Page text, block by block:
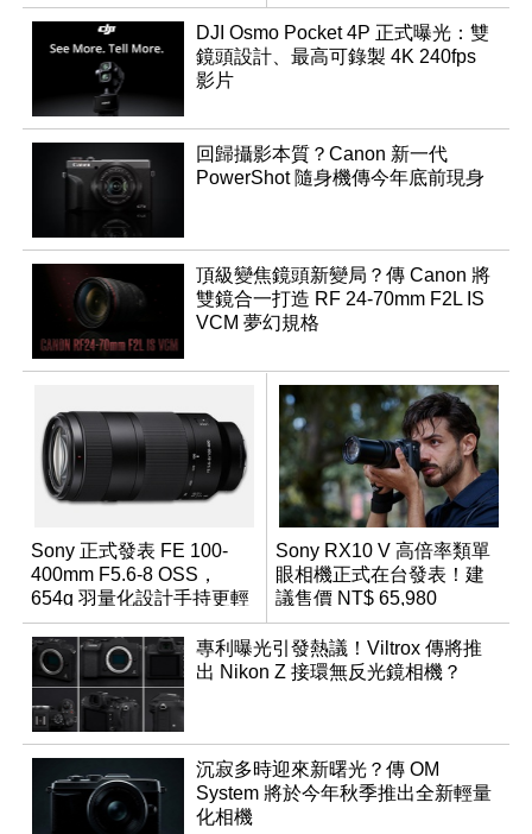
DJI Osmo Pocket 4P 正式曝光：雙
鏡頭設計、最高可錄製 4K 240fps
影片
回歸攝影本質？Canon 新一代
PowerShot 隨身機傳今年底前現身
頂級變焦鏡頭新變局？傳 Canon 將
雙鏡合一打造 RF 24-70mm F2L IS
VCM 夢幻規格
Sony 正式發表 FE 100-
400mm F5.6-8 OSS，
654g 羽量化設計手持更輕
鬆
Sony RX10 V 高倍率類單
眼相機正式在台發表！建
議售價 NT$ 65,980
專利曝光引發熱議！Viltrox 傳將推
出 Nikon Z 接環無反光鏡相機？
沉寂多時迎來新曙光？傳 OM
System 將於今年秋季推出全新輕量
化相機